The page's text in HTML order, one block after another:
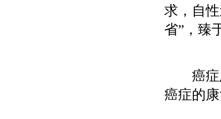
求，自
省”，臻
癌症患
癌症的